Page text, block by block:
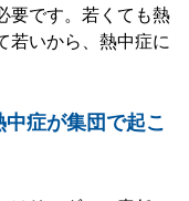
要です。若くても熱
若いから、熱中症に
症が集団で起こ